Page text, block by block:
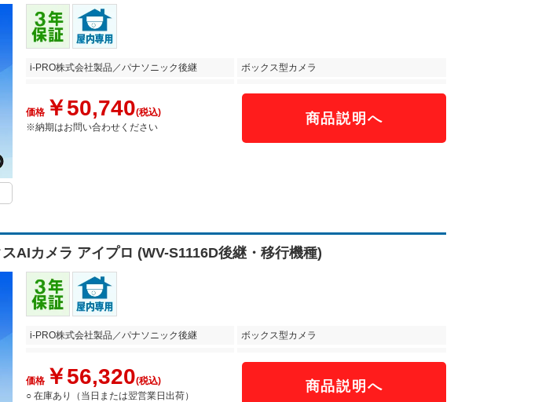
i-PRO株式会社製品／パナソニック後継 ボックス型カメラ
価格￥50,740(税込)
※納期はお問い合わせください
商品説明へ
AIカメラ アイプロ (WV-S1116D後継・移行機種)
i-PRO株式会社製品／パナソニック後継 ボックス型カメラ
価格￥56,320(税込)
○ 在庫あり（当日または翌営業日出荷）
商品説明へ